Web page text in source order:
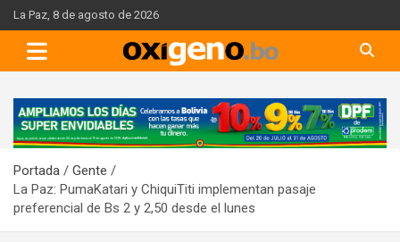
Skip
to
content
La Paz, 8 de agosto de 2026
A
d
e
r
t
Portada
Gente
La Paz: PumaKatari y ChiquiTiti implementan pasaje
preferencial de Bs 2 y 2,50 desde el lunes